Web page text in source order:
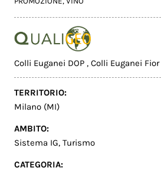
Colli Euganei DOP ,Colli Euganei Fior
TERRITORIO:
Milano (MI)
AMBITO:
Sistema IG,Turismo
CATEGORIA: